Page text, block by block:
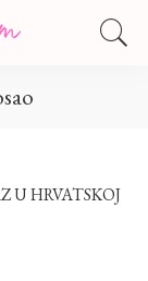
U HRVATSKOJ